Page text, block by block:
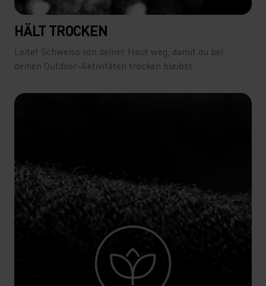
HÄLT TROCKEN
Leitet Schweiss von deiner Haut weg, damit du bei
deinen Outdoor-Aktivitäten trocken bleibst.